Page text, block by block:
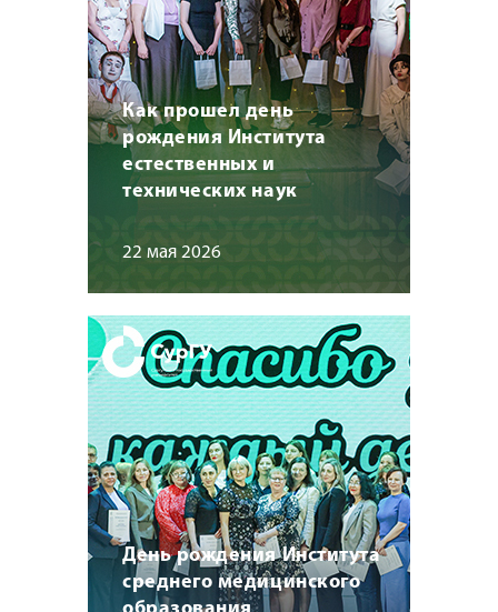
Как прошел день
рождения Института
естественных и
технических наук
22 мая 2026
День рождения Института
среднего медицинского